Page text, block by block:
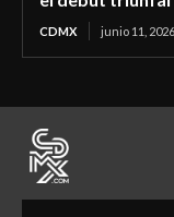
CDMX junio 11, 2026